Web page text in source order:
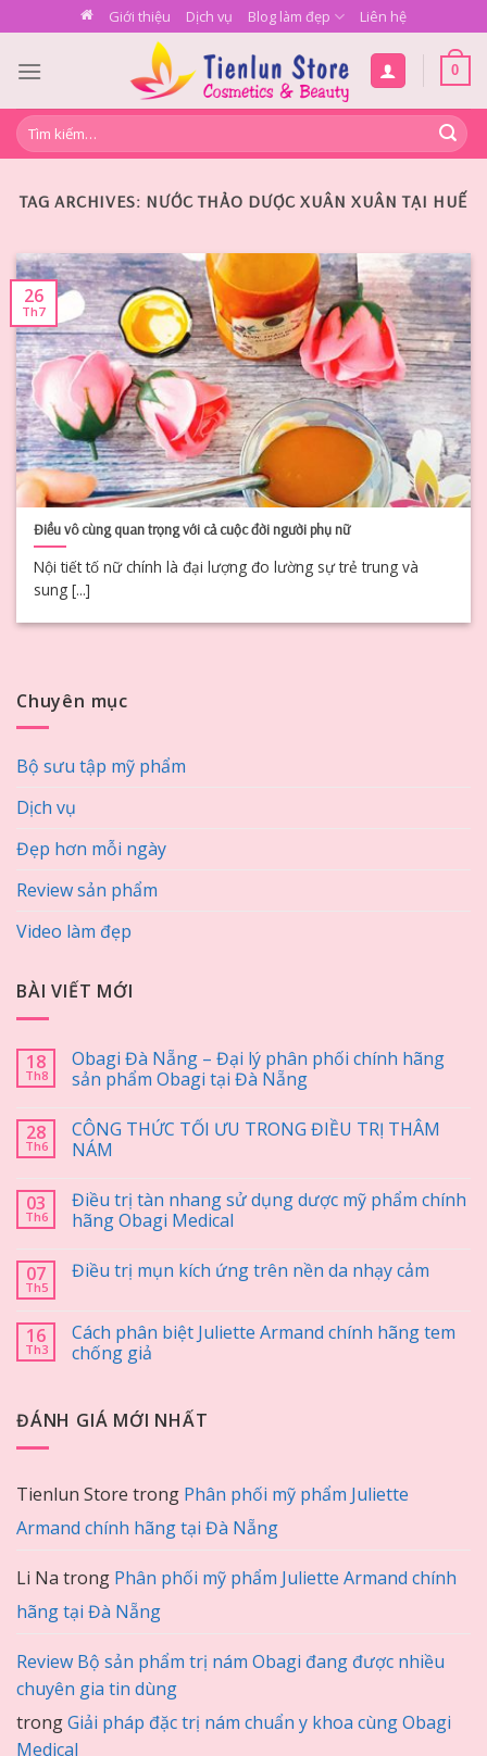
to
content
Giới thiệu Dịch vụ Blog làm đẹp Liên hệ
0
Tìm
kiếm:
TAG ARCHIVES: NƯỚC THẢO DƯỢC XUÂN XUÂN TẠI HUẾ
Điều vô cùng quan trọng với cả cuộc đời người phụ nữ
Nội tiết tố nữ chính là đại lượng đo lường sự trẻ trung và
sung [...]
26
Th7
Chuyên mục
Bộ sưu tập mỹ phẩm
Dịch vụ
Đẹp hơn mỗi ngày
Review sản phẩm
Video làm đẹp
BÀI VIẾT MỚI
18
Th8
Obagi Đà Nẵng – Đại lý phân phối chính hãng
sản phẩm Obagi tại Đà Nẵng
28
Th6
CÔNG THỨC TỐI ƯU TRONG ĐIỀU TRỊ THÂM
NÁM
03
Th6
Điều trị tàn nhang sử dụng dược mỹ phẩm chính
hãng Obagi Medical
07
Th5
Điều trị mụn kích ứng trên nền da nhạy cảm
16
Th3
Cách phân biệt Juliette Armand chính hãng tem
chống giả
ĐÁNH GIÁ MỚI NHẤT
Tienlun Store trong Phân phối mỹ phẩm Juliette
Armand chính hãng tại Đà Nẵng
Li Na trong Phân phối mỹ phẩm Juliette Armand chính
hãng tại Đà Nẵng
Review Bộ sản phẩm trị nám Obagi đang được nhiều
chuyên gia tin dùng
trongGiải pháp đặc trị nám chuẩn y khoa cùng Obagi
Medical